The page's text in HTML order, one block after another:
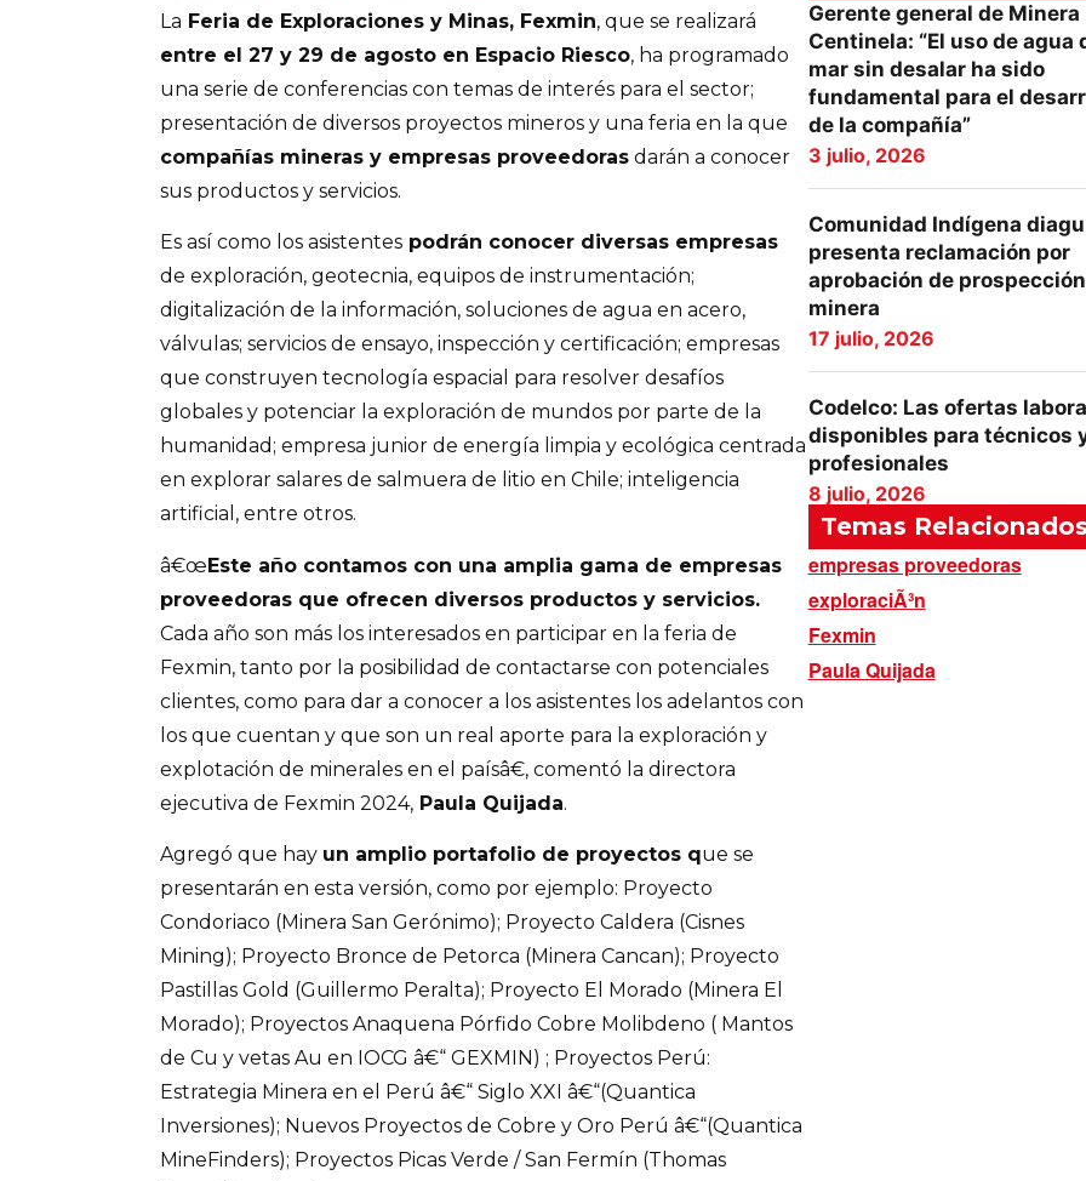
La Feria de Exploraciones y Minas, Fexmin, que se realizará
entre el 27 y 29 de agosto en Espacio Riesco, ha programado
una serie de conferencias con temas de interés para el sector;
presentación de diversos proyectos mineros y una feria en la que
compañías mineras y empresas proveedoras darán a conocer
sus productos y servicios.
Es así como los asistentes podrán conocer diversas empresas
de exploración, geotecnia, equipos de instrumentación;
digitalización de la información, soluciones de agua en acero,
válvulas; servicios de ensayo, inspección y certificación; empresas
que construyen tecnología espacial para resolver desafíos
globales y potenciar la exploración de mundos por parte de la
humanidad; empresa junior de energía limpia y ecológica centrada
en explorar salares de salmuera de litio en Chile; inteligencia
artificial, entre otros.
â€œEste año contamos con una amplia gama de empresas
proveedoras que ofrecen diversos productos y servicios.
Cada año son más los interesados en participar en la feria de
Fexmin, tanto por la posibilidad de contactarse con potenciales
clientes, como para dar a conocer a los asistentes los adelantos con
los que cuentan y que son un real aporte para la exploración y
explotación de minerales en el paísâ€, comentó la directora
ejecutiva de Fexmin 2024, Paula Quijada.
Agregó que hay un amplio portafolio de proyectos que se
presentarán en esta versión, como por ejemplo: Proyecto
Condoriaco (Minera San Gerónimo); Proyecto Caldera (Cisnes
Mining); Proyecto Bronce de Petorca (Minera Cancan); Proyecto
Pastillas Gold (Guillermo Peralta); Proyecto El Morado (Minera El
Morado); Proyectos Anaquena Pórfido Cobre Molibdeno ( Mantos
de Cu y vetas Au en IOCG â€“ GEXMIN) ; Proyectos Perú:
Estrategia Minera en el Perú â€“ Siglo XXI â€“(Quantica
Inversiones); Nuevos Proyectos de Cobre y Oro Perú â€“(Quantica
MineFinders); Proyectos Picas Verde / San Fermín (Thomas
Gerente general de Minera
Centinela: “El uso de agua
mar sin desalar ha sido
fundamental para el
de la compañía”
3 julio, 2026
Comunidad Indígena
presenta reclamación por
aprobación de prospección
minera
17 julio, 2026
Codelco: Las ofertas
disponibles para técnicos
profesionales
8 julio, 2026
Temas
empresas proveedoras
exploraciÃ³n
Fexmin
Paula Quijada